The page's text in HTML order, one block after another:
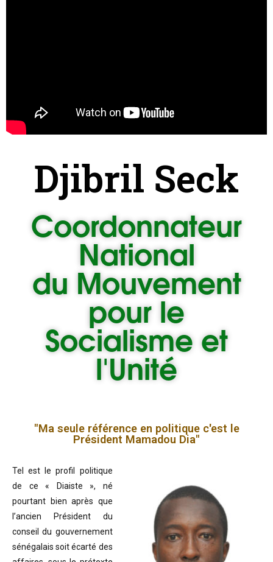
Djibril Seck
Coordonnateur
National
du Mouvement
pour le
Socialisme et
l'Unité
"Ma seule référence en politique c'est le
Président Mamadou Dia"
Tel est le profil politique
de ce « Diaiste », né
pourtant bien après que
l’ancien Président du
conseil du gouvernement
sénégalais soit écarté des